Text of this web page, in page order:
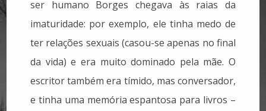
ser humano Borges chegava às raias da
imaturidade: por exemplo, ele tinha medo de
ter relações sexuais (casou-se apenas no final
da vida) e era muito dominado pela mãe. O
escritor também era tímido, mas conversador,
e tinha uma memória espantosa para livros –